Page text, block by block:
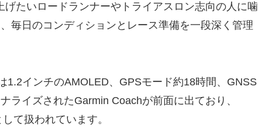
げたいロードランナーやトライアスロン志向の人に噛
毎日のコンディションとレース準備を一段深く管理
1.2インチのAMOLED、GPSモード約18時間、GNSS
ライズされたGarmin Coachが前面に出ており、
て扱われています。